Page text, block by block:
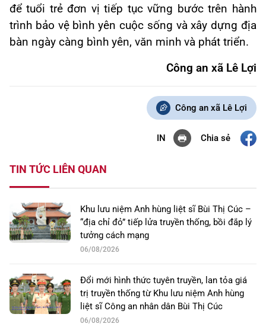
để tuổi trẻ đơn vị tiếp tục vững bước trên hành
trình bảo vệ bình yên cuộc sống và xây dựng địa
bàn ngày càng bình yên, văn minh và phát triển.
Công an xã Lê Lợi
Công an xã Lê Lợi
IN Chia sẻ
TIN TỨC LIÊN QUAN
Khu lưu niệm Anh hùng liệt sĩ Bùi Thị Cúc –
“địa chỉ đỏ” tiếp lửa truyền thống, bồi đắp lý
tưởng cách mạng
06/08/2026
Đổi mới hình thức tuyên truyền, lan tỏa giá
trị truyền thống từ Khu lưu niệm Anh hùng
liệt sĩ Công an nhân dân Bùi Thị Cúc
06/08/2026